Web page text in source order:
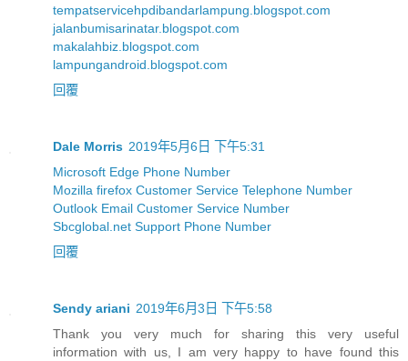
tempatservicehpdibandarlampung.blogspot.com
jalanbumisarinatar.blogspot.com
makalahbiz.blogspot.com
lampungandroid.blogspot.com
回覆
Dale Morris 2019年5月6日 下午5:31
Microsoft Edge Phone Number
Mozilla firefox Customer Service Telephone Number
Outlook Email Customer Service Number
Sbcglobal.net Support Phone Number
回覆
Sendy ariani 2019年6月3日 下午5:58
Thank you very much for sharing this very useful
information with us, I am very happy to have found this